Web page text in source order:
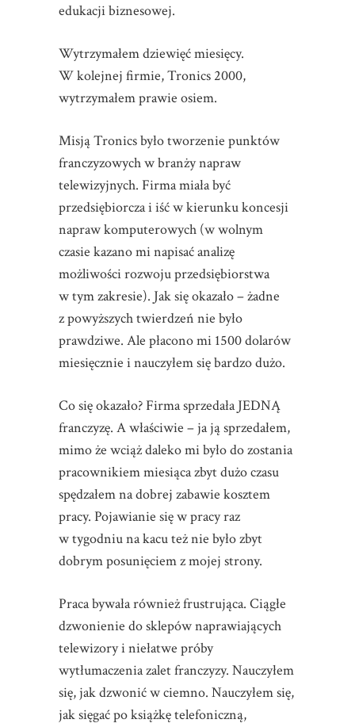
edukacji biznesowej.
Wytrzymałem dziewięć miesięcy.
W kolejnej firmie, Tronics 2000,
wytrzymałem prawie osiem.
Misją Tronics było tworzenie punktów
franczyzowych w branży napraw
telewizyjnych. Firma miała być
przedsiębiorcza i iść w kierunku koncesji
napraw komputerowych (w wolnym
czasie kazano mi napisać analizę
możliwości rozwoju przedsiębiorstwa
w tym zakresie). Jak się okazało – żadne
z powyższych twierdzeń nie było
prawdziwe. Ale płacono mi 1500 dolarów
miesięcznie i nauczyłem się bardzo dużo.
Co się okazało? Firma sprzedała JEDNĄ
franczyzę. A właściwie – ja ją sprzedałem,
mimo że wciąż daleko mi było do zostania
pracownikiem miesiąca zbyt dużo czasu
spędzałem na dobrej zabawie kosztem
pracy. Pojawianie się w pracy raz
w tygodniu na kacu też nie było zbyt
dobrym posunięciem z mojej strony.
Praca bywała również frustrująca. Ciągłe
dzwonienie do sklepów naprawiających
telewizory i niełatwe próby
wytłumaczenia zalet franczyzy. Nauczyłem
się, jak dzwonić w ciemno. Nauczyłem się,
jak sięgać po książkę telefoniczną,